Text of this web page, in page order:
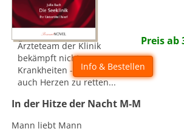
Ärzteteam der Klinik
bekämpft nicht nur
Krankheiten - es gilt hier
auch Herzen zu retten...
Preis ab
Info & Bestellen
In der Hitze der Nacht M-M
Mann liebt Mann